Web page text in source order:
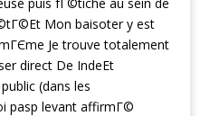
Mon baisoter y est
Je trouve totalement
direct De IndeEt
(dans les
pasp levant affirmГ©